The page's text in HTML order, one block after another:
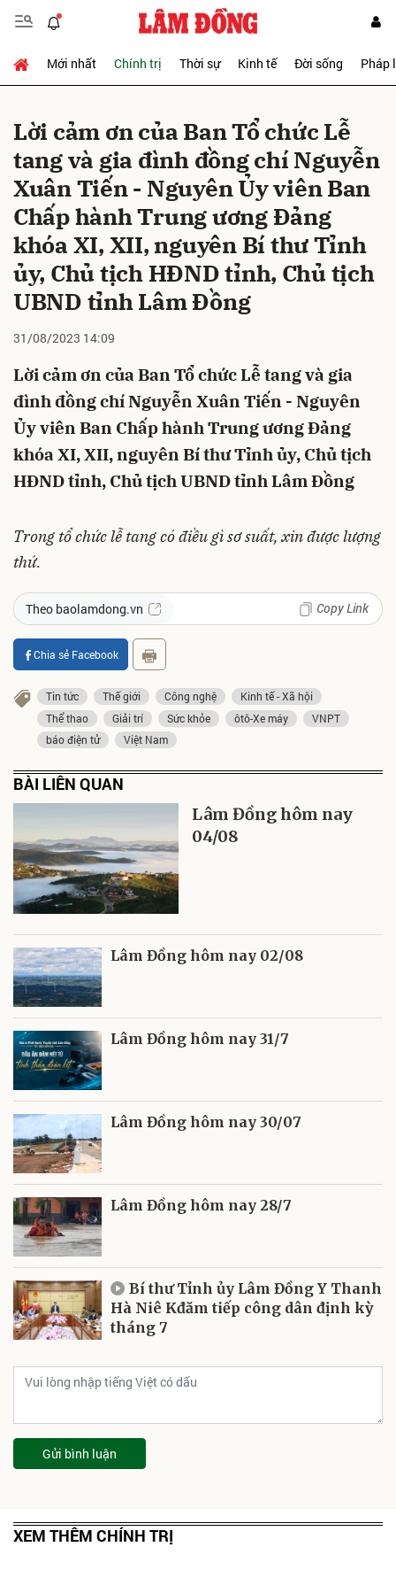
Mới nhất Chính trị Thời sự Kinh tế Đời sống Pháp
Lời cảm ơn của Ban Tổ chức Lễ
tang và gia đình đồng chí Nguyễn
Xuân Tiến - Nguyên Ủy viên Ban
Chấp hành Trung ương Đảng
khóa XI, XII, nguyên Bí thư Tỉnh
ủy, Chủ tịch HĐND tỉnh, Chủ tịch
UBND tỉnh Lâm Đồng
31/08/2023 14:09
Lời cảm ơn của Ban Tổ chức Lễ tang và gia
đình đồng chí Nguyễn Xuân Tiến - Nguyên
Ủy viên Ban Chấp hành Trung ương Đảng
khóa XI, XII, nguyên Bí thư Tỉnh ủy, Chủ tịch
HĐND tỉnh, Chủ tịch UBND tỉnh Lâm Đồng
Trong tổ chức lễ tang có điều gì sơ suất, xin được lượng
thứ.
Theo baolamdong.vn Copy Link
Chia sẻ Facebook
Tin tức Thế giới Công nghệ
Kinh tế - Xã hội
Thể thao
Giải trí Sức khỏe ôtô-Xe máy
VNPT
báo điện tử
Việt Nam
BÀI LIÊN QUAN
Lâm Đồng hôm nay
04/08
Lâm Đồng hôm nay 02/08
Lâm Đồng hôm nay 31/7
Lâm Đồng hôm nay 30/07
Lâm Đồng hôm nay 28/7
Bí thư Tỉnh ủy Lâm Đồng Y Thanh
Hà Niê Kđăm tiếp công dân định kỳ
tháng 7
Gửi bình luận
XEM THÊM CHÍNH TRỊ
Gửi bình luận
Hủy Gửi